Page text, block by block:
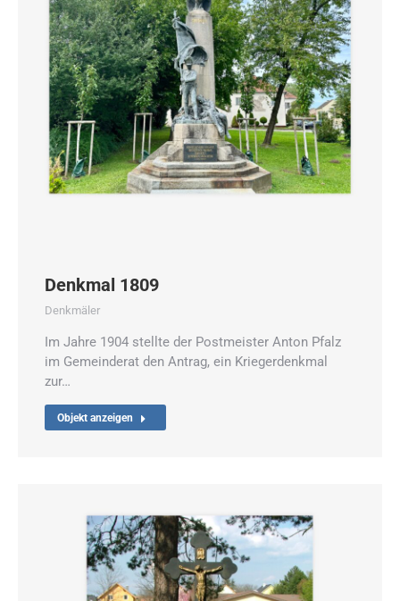
Denkmal 1809
Denkmäler
Im Jahre 1904 stellte der Postmeister Anton Pfalz
im Gemeinderat den Antrag, ein Kriegerdenkmal
zur…
Objekt anzeigen